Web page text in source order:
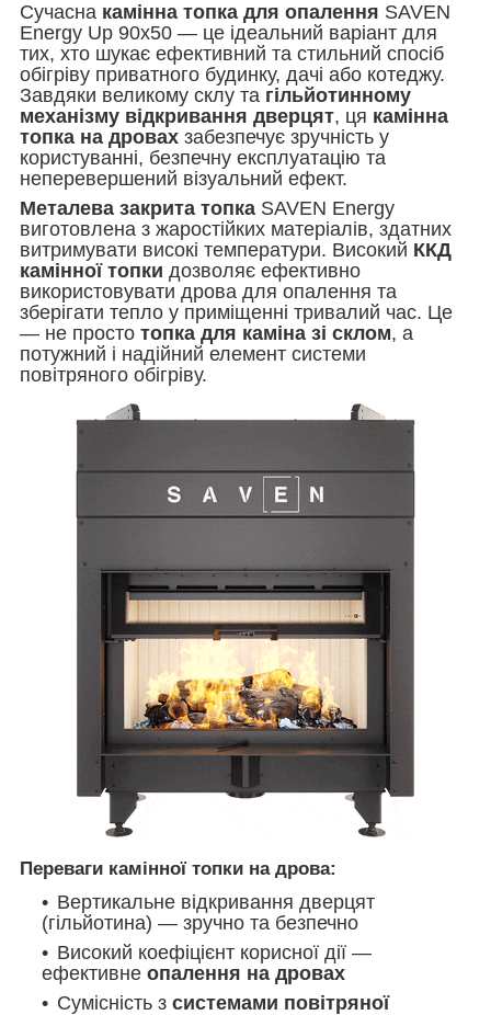
Сучасна камінна топка для опалення SAVEN
Energy Up 90х50 — це ідеальний варіант для
тих, хто шукає ефективний та стильний спосіб
обігріву приватного будинку, дачі або котеджу.
Завдяки великому склу та гільйотинному
механізму відкривання дверцят, ця камінна
топка на дровах забезпечує зручність у
користуванні, безпечну експлуатацію та
неперевершений візуальний ефект.
Металева закрита топка SAVEN Energy
виготовлена з жаростійких матеріалів, здатних
витримувати високі температури. Високий ККД
камінної топки дозволяє ефективно
використовувати дрова для опалення та
зберігати тепло у приміщенні тривалий час. Це
— не просто топка для каміна зі склом, а
потужний і надійний елемент системи
повітряного обігріву.
Переваги камінної топки на дрова:
Вертикальне відкривання дверцят
(гільйотина) — зручно та безпечно
Високий коефіцієнт корисної дії —
ефективне опалення на дровах
Сумісність з системами повітряної